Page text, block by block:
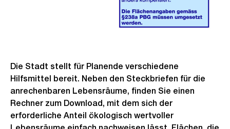
Die Stadt stellt für Planende verschiedene
Hilfsmittel bereit. Neben den Steckbriefen für die
anrechenbaren Lebensräume, finden Sie einen
Rechner zum Download, mit dem sich der
erforderliche Anteil ökologisch wertvoller